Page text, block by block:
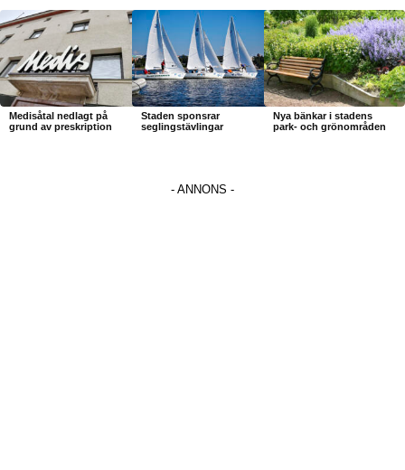
Medisåtal nedlagt på
grund av preskription
Staden sponsrar
seglingstävlingar
Nya bänkar i stadens
park- och grönområden